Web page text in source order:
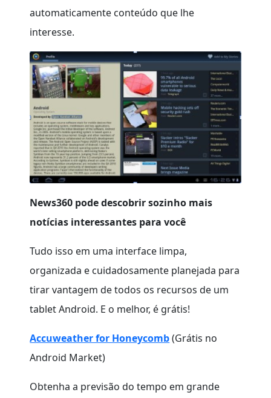
automaticamente conteúdo que lhe
interesse.
News360 pode descobrir sozinho mais
notícias interessantes para você
Tudo isso em uma interface limpa,
organizada e cuidadosamente planejada para
tirar vantagem de todos os recursos de um
tablet Android. E o melhor, é grátis!
Accuweather for Honeycomb(Grátis no
Android Market)
Obtenha a previsão do tempo em grande